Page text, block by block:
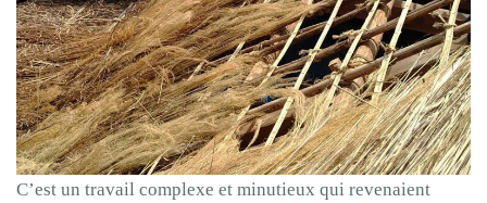
C’est un travail complexe et minutieux qui revenaient